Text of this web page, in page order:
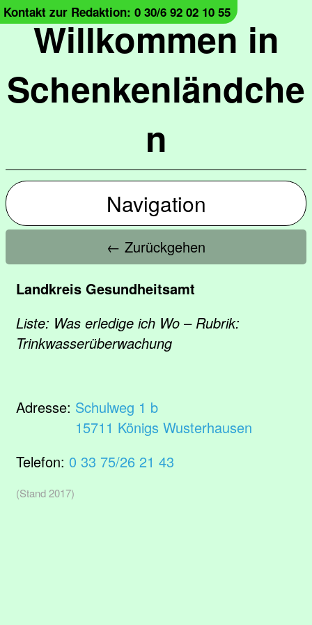
Willkommen in
Schenkenländche
n
Kontakt zur Redaktion: 0 30/6 92 02 10 55
Navigation
← Zurückgehen
Landkreis Gesundheitsamt
Liste: Was erledige ich Wo – Rubrik:
Trinkwasserüberwachung
Adresse: Schulweg 1 b
15711 Königs Wusterhausen
Telefon: 0 33 75/26 21 43
(Stand 2017)